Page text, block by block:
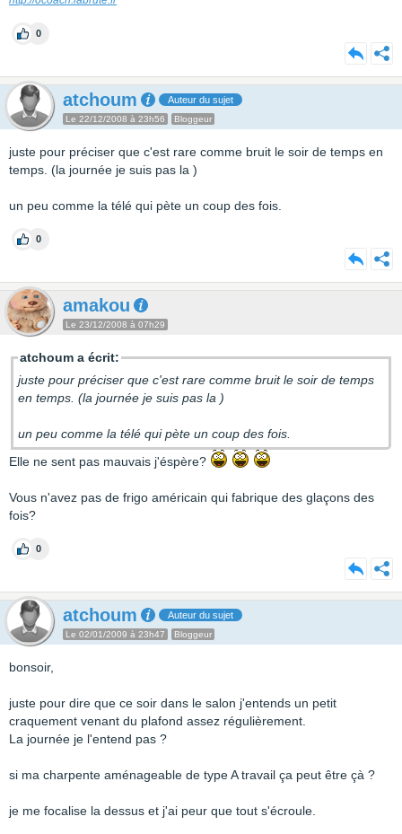
0
atchoum Auteur du sujet
Le 22/12/2008 à 23h56 Bloggeur
juste pour préciser que c'est rare comme bruit le soir de temps en
temps. (la journée je suis pas la )
un peu comme la télé qui pète un coup des fois.
0
amakou
Le 23/12/2008 à 07h29
atchoum a écrit:
juste pour préciser que c'est rare comme bruit le soir de temps
en temps. (la journée je suis pas la )
un peu comme la télé qui pète un coup des fois.
Elle ne sent pas mauvais j'éspère?
Vous n'avez pas de frigo américain qui fabrique des glaçons des
fois?
0
atchoum Auteur du sujet
Le 02/01/2009 à 23h47 Bloggeur
bonsoir,
juste pour dire que ce soir dans le salon j'entends un petit
craquement venant du plafond assez régulièrement.
La journée je l'entend pas ?
si ma charpente aménageable de type A travail ça peut être çà ?
je me focalise la dessus et j'ai peur que tout s'écroule.